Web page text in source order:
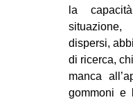
la
dispersi,
di ricerca,
manca
gommoni e